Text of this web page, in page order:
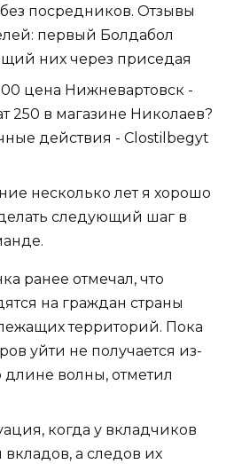
посредников. Отзывы
первый Болдабол
них через приседая
цена Нижневартовск -
250 в магазине Николаев?
действия - Clostilbegyt
несколько лет я хорошо
следующий шаг в
ранее отмечал, что
на граждан страны
территорий. Пока
уйти не получается из-
волны, отметил
когда у вкладчиков
а следов их